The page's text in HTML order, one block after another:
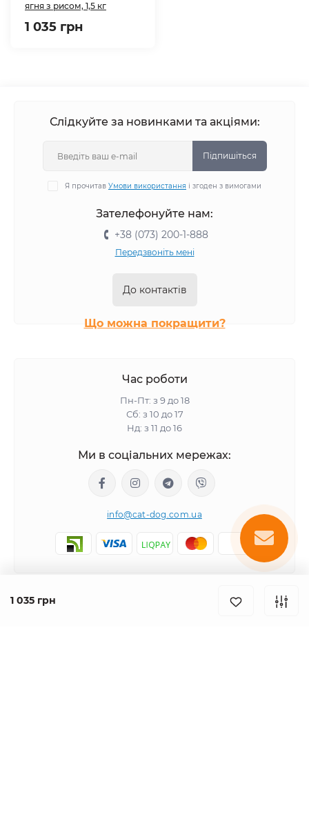
1 035 грн
ягня з рисом, 1,5 кг
1 035 грн
Слідкуйте за новинками та акціями:
Підпишіться
Я прочитав Умови використання і згоден з вимогами
Зателефонуйте нам:
+38 (073) 200-1-888
Передзвоніть мені
До контактів
Що можна покращити?
Час роботи
Пн-Пт: з 9 до 18
Сб: з 10 до 17
Нд: з 11 до 16
Ми в соціальних мережах:
info@cat-dog.com.ua